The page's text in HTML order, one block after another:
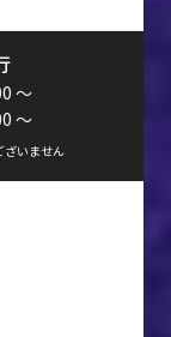
～
～
いません